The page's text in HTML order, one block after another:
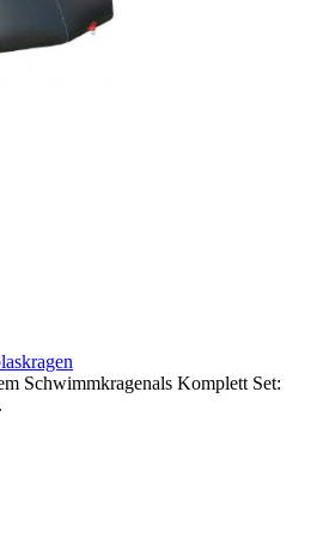
Schwimmkragenals Komplett Set: